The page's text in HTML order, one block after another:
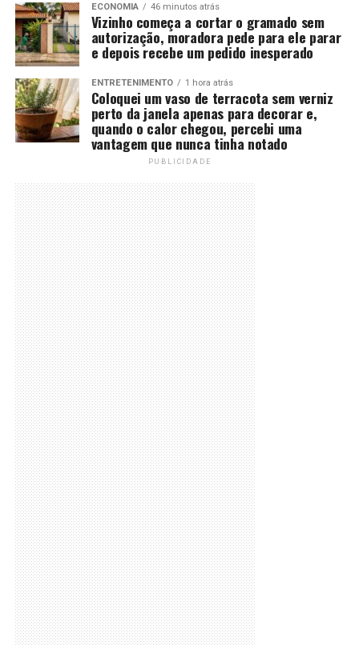
ECONOMIA 46 minutos atrás
Vizinho começa a cortar o gramado sem
autorização, moradora pede para ele parar
e depois recebe um pedido inesperado
ENTRETENIMENTO 1 hora atrás
Coloquei um vaso de terracota sem verniz
perto da janela apenas para decorar e,
quando o calor chegou, percebi uma
vantagem que nunca tinha notado
PUBLICIDADE